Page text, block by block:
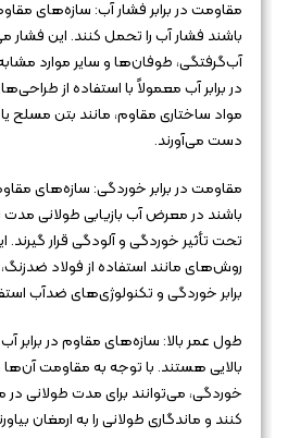
مقاومت در برابر فشار آب: سازه‌های مقاوم
باشند فشار آب را تحمل کنند. این فشار
آب‌گرفتگی، طوفان‌ها و سایر موارد
در برابر آب معمولاً با استفاده از
مواد ساختاری مقاوم، مانند بتن مسلح
دست می‌آورند.
مقاومت در برابر خوردگی: سازه‌های مقاوم
باشند در معرض آب بازیابی طولانی مدت
تحت تأثیر خوردگی و آلودگی قرار گیرند.
روش‌های مانند استفاده از فولاد
برابر خوردگی و تکنولوژی‌های ضدآب
طول عمر بالا: سازه‌های مقاوم در برابر
بالایی هستند. با توجه به مقاومت آن‌ها
خوردگی، می‌توانند برای مدت طولانی
کنند و ماندگاری طولانی را به ارمغان